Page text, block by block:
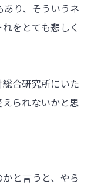
り、そういうネ
をとても悲しく
合研究所にいた
られないかと思
と言うと、やら